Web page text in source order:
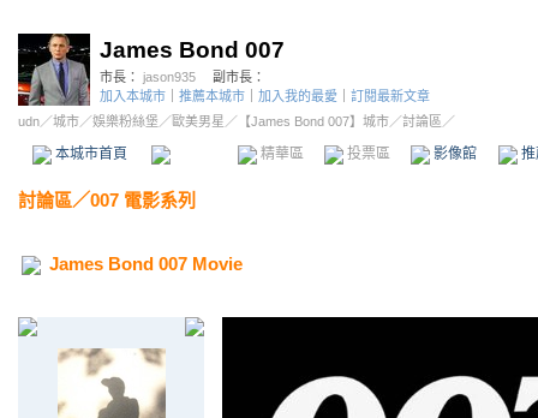
James Bond 007
市長： jason935
副市長：
加入本城市
推薦本城市 加入我的最愛
訂閱最新文章
udn／城市／娛樂粉絲堡 ／歐美男星 ／ 【James Bond 007】城市／討論區／
本城市首頁 精華區 投票區 影像館
討論區／007 電影系列
James Bond 007 Movie